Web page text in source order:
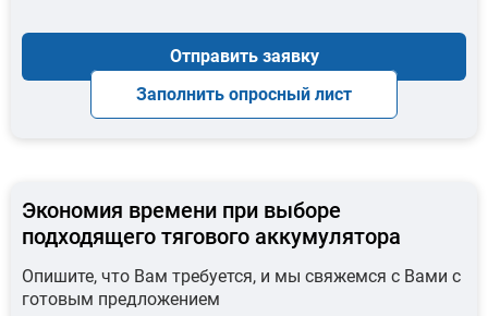
Отправить заявку
Заполнить опросный лист
Экономия времени при выборе
подходящего тягового аккумулятора
Опишите, что Вам требуется, и мы свяжемся с Вами с
готовым предложением